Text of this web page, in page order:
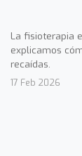
La fisioterapia
explicamos
recaídas.
17 Feb 2026